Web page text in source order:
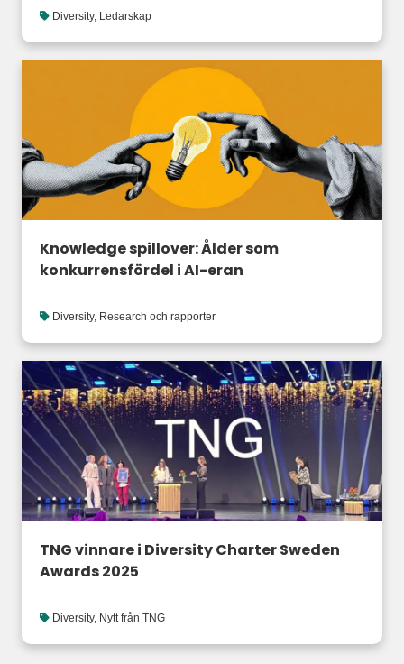
Diversity, Ledarskap
Knowledge spillover: Ålder som
konkurrensfördel i AI-eran
Diversity, Research och rapporter
TNG vinnare i Diversity Charter Sweden
Awards 2025
Diversity, Nytt från TNG